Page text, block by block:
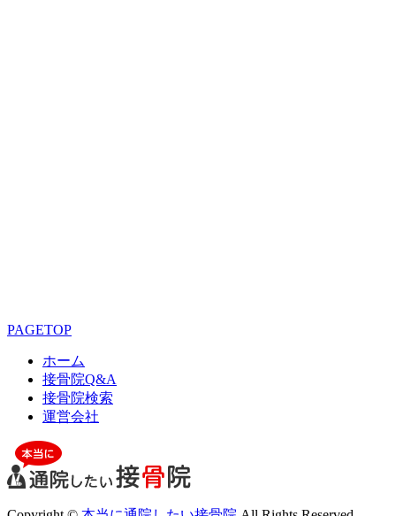
PAGETOP
ホーム
接骨院Q&A
接骨院検索
運営会社